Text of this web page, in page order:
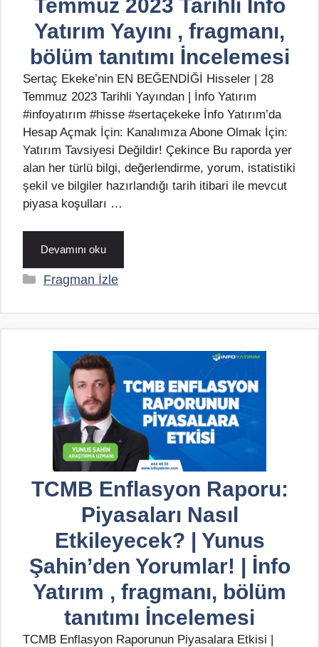
Temmuz 2023 Tarihli İnfo
Yatırım Yayını , fragmanı,
bölüm tanıtımı İncelemesi
Sertaç Ekeke’nin EN BEĞENDİĞİ Hisseler | 28
Temmuz 2023 Tarihli Yayından | İnfo Yatırım
#infoyatırım #hisse #sertaçekeke İnfo Yatırım’da
Hesap Açmak İçin: Kanalımıza Abone Olmak İçin:
Yatırım Tavsiyesi Değildir! Çekince Bu raporda yer
alan her türlü bilgi, değerlendirme, yorum, istatistiki
şekil ve bilgiler hazırlandığı tarih itibari ile mevcut
piyasa koşulları …
Devamını oku
Kategoriler
Fragman İzle
TCMB Enflasyon Raporu:
Piyasaları Nasıl
Etkileyecek? | Yunus
Şahin’den Yorumlar! | İnfo
Yatırım , fragmanı, bölüm
tanıtımı İncelemesi
TCMB Enflasyon Raporunun Piyasalara Etkisi |